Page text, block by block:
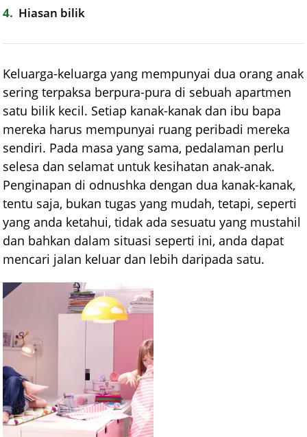
4
Hiasan bilik
Keluarga-keluarga yang mempunyai dua orang anak
sering terpaksa berpura-pura di sebuah apartmen
satu bilik kecil. Setiap kanak-kanak dan ibu bapa
mereka harus mempunyai ruang peribadi mereka
sendiri. Pada masa yang sama, pedalaman perlu
selesa dan selamat untuk kesihatan anak-anak.
Penginapan di odnushka dengan dua kanak-kanak,
tentu saja, bukan tugas yang mudah, tetapi, seperti
yang anda ketahui, tidak ada sesuatu yang mustahil
dan bahkan dalam situasi seperti ini, anda dapat
mencari jalan keluar dan lebih daripada satu.